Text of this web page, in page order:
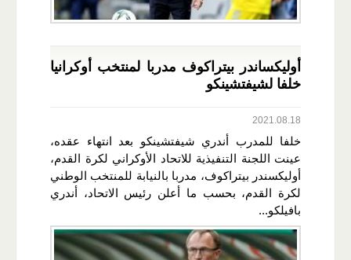
أوليكساندر بيتراكوف مدربا لمنتخب أوكرانيا
خلفا لشيفتشينكو
2021.08.18
خلفا للمدرب أندري شيفتشينكو بعد انتهاء عقده،
عينت اللجنة التنفيذية للاتحاد الأوكراني لكرة القدم،
أوليكسندر بيتراكوف، مدربا بالنيابة للمنتخب الوطني
لكرة القدم، بحسب ما أعلن رئيس الاتحاد، أندري
بافيلكو...